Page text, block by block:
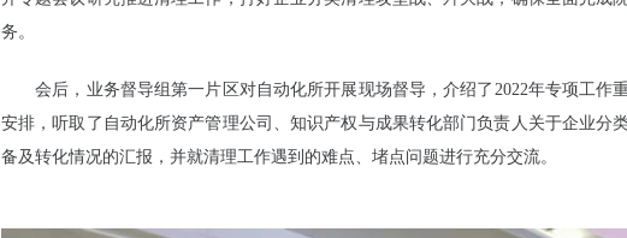
务。
会后，业务督导组第一片区对自动化所开展现场督导，介绍了2022年专项工作
安排，听取了自动化所资产管理公司、知识产权与成果转化部门负责人关于企业分
备及转化情况的汇报，并就清理工作遇到的难点、堵点问题进行充分交流。